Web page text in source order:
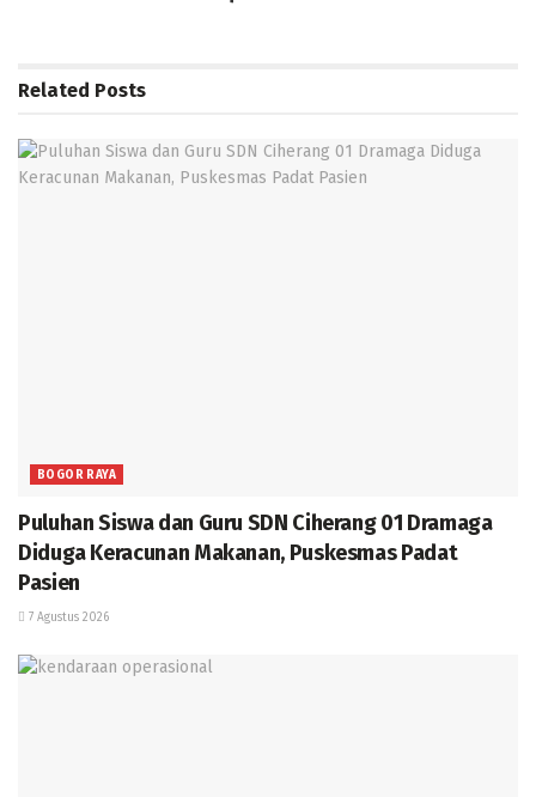
Related Posts
BOGOR RAYA
Puluhan Siswa dan Guru SDN Ciherang 01 Dramaga
Diduga Keracunan Makanan, Puskesmas Padat
Pasien
7 Agustus 2026